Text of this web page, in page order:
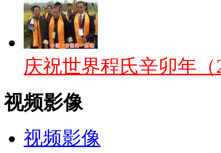
庆祝世界程氏辛卯年
视频影像
视频影像